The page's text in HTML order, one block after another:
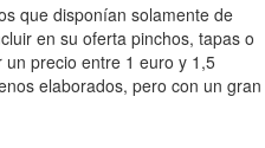
que disponían solamente de
en su oferta pinchos, tapas o
precio entre 1 euro y 1,5
elaborados, pero con un gran